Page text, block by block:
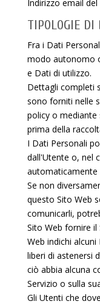
Indirizzo email
TIPOLOGIE DI
Fra i Dati
modo autonomo
e Dati di utilizzo.
Dettagli completi
sono forniti nelle
policy o mediante
prima della
I Dati Personali
dall'Utente o, nel
automaticamente
Se non
questo Sito Web
comunicarli,
Sito Web fornire il
Web indichi
liberi di astenersi
ciò abbia alcuna
Servizio o sulla
Gli Utenti che